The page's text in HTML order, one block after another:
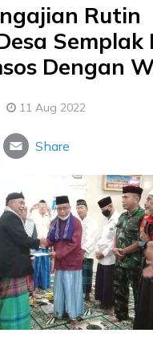
Rutin
Dengan
11 Aug 2022
WhatsApp
Email
Share